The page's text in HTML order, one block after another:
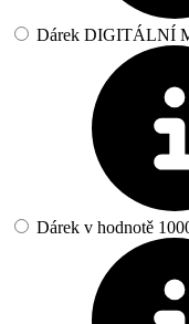
Dárek DIGITÁLNÍ
Dárek v hodnotě